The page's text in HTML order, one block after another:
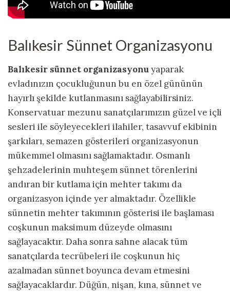
Balıkesir Sünnet Organizasyonu
Balıkesir sünnet organizasyonuyaparak
evladınızın çocukluğunun bu en özel gününün
hayırlı şekilde kutlanmasını sağlayabilirsiniz.
Konservatuar mezunu sanatçılarımızın güzel ve içli
sesleri ile söyleyecekleri ilahiler, tasavvuf ekibinin
şarkıları, semazen gösterileri organizasyonun
mükemmel olmasını sağlamaktadır. Osmanlı
şehzadelerinin muhteşem sünnet törenlerini
andıran bir kutlama için mehter takımı da
organizasyon içinde yer almaktadır. Özellikle
sünnetin mehter takımının gösterisi ile başlaması
coşkunun maksimum düzeyde olmasını
sağlayacaktır. Daha sonra sahne alacak tüm
sanatçılarda tecrübeleri ile coşkunun hiç
azalmadan sünnet boyunca devam etmesini
sağlayacaklardır. Düğün, nişan, kına, sünnet ve